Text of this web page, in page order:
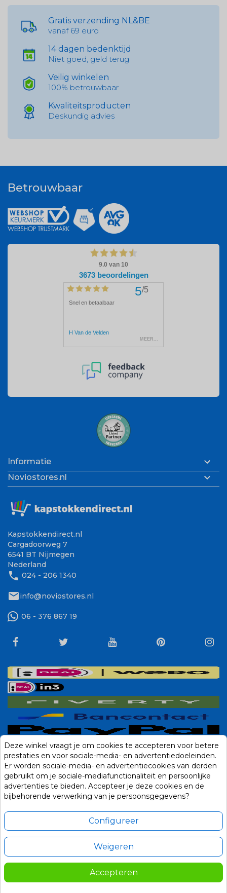
Gratis verzending NL&BE
vanaf 69 euro
14 dagen bedenktijd
Niet goed, geld terug
Veilig winkelen
100% betrouwbaar
Kwaliteitsproducten
Deskundig advies
Betrouwbaar
Informatie 
Noviostores.nl 
Kapstokkendirect.nl
Cargadoorweg 7
6541 BT Nijmegen
Nederland
phone 024 - 206 1340
mailinfo@noviostores.nl
06 - 376 867 19
Deze winkel vraagt je om cookies te accepteren voor betere
prestaties en voor sociale-media- en advertentiedoeleinden.
Er worden sociale-media- en advertentiecookies van derden
gebruikt om je sociale-mediafunctionaliteit en persoonlijke
advertenties te bieden. Accepteer je deze cookies en de
bijbehorende verwerking van je persoonsgegevens?
Configureer
Weigeren
Accepteren